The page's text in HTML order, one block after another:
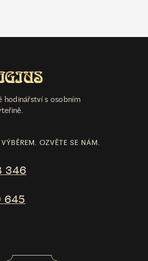
hodinářství s osobním
OZVĚTE SE NÁM.
346
645